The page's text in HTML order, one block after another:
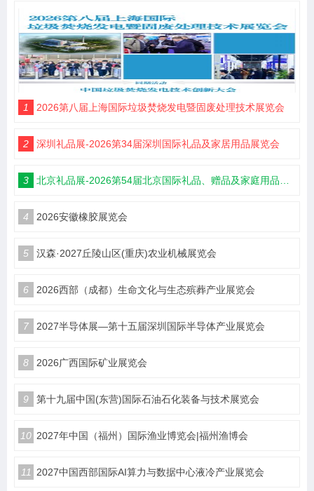
1 2026第八届上海国际垃圾焚烧发电暨固废处理技术展览会
2 深圳礼品展-2026第34届深圳国际礼品及家居用品展览会
3 北京礼品展-2026第54届北京国际礼品、赠品及家庭用品展览会
4 2026安徽橡胶展览会
5 汉森·2027丘陵山区(重庆)农业机械展览会
6 2026西部（成都）生命文化与生态殡葬产业展览会
7 2027半导体展—第十五届深圳国际半导体产业展览会
8 2026广西国际矿业展览会
9 第十九届中国(东营)国际石油石化装备与技术展览会
10 2027年中国（福州）国际渔业博览会|福州渔博会
11 2027中国西部国际AI算力与数据中心液冷产业展览会